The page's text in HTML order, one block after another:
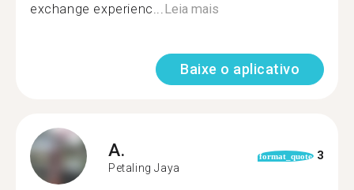
exchange experienc... Leia mais
Baixe o aplicativo
A.
Petaling Jaya
format_quote 3